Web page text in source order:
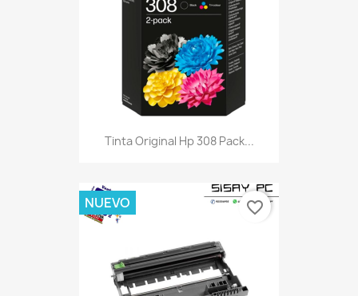
Tinta Original Hp 308 Pack...
NUEVO favorite_border